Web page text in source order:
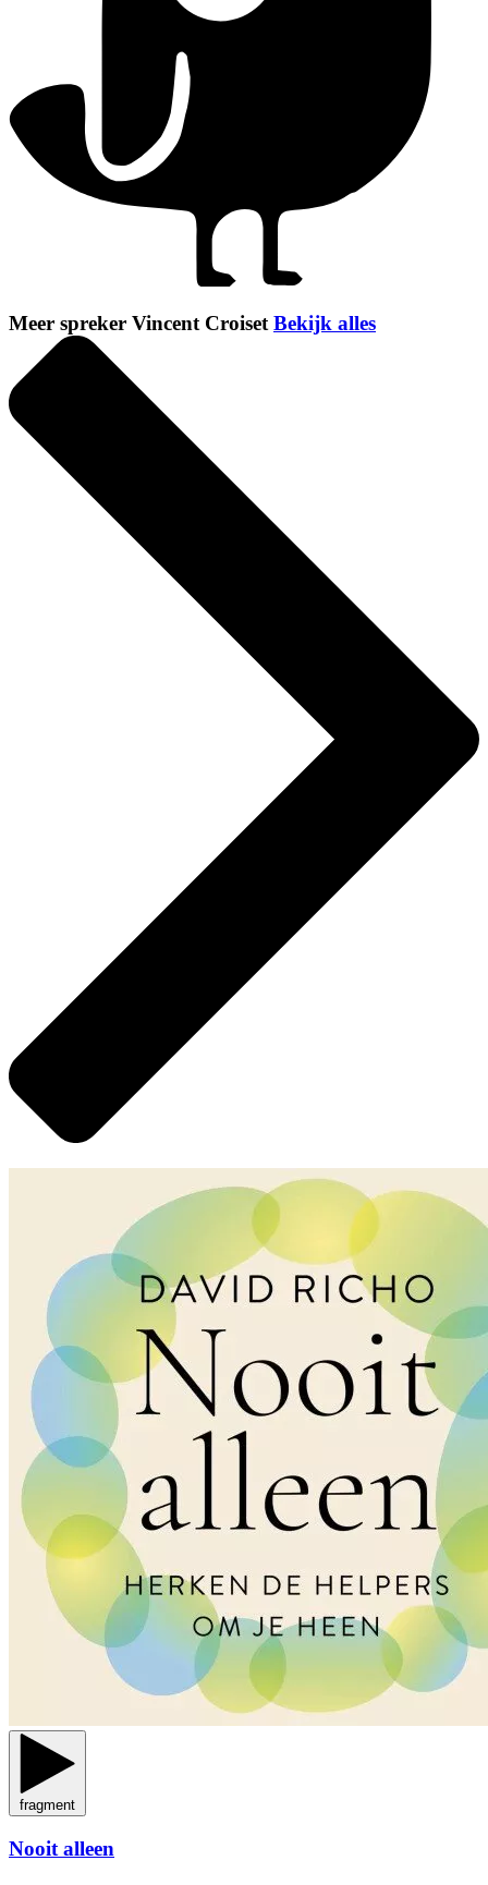
Meer spreker Vincent Croiset Bekijk alles
fragment
Nooit alleen